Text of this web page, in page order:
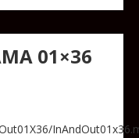
01×36